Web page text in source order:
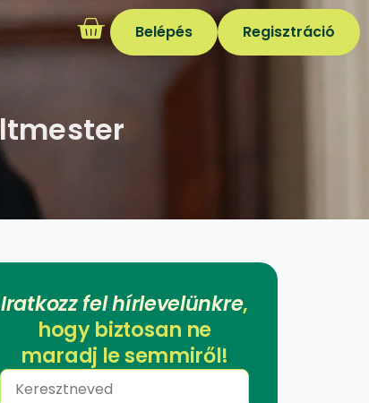
Belépés Regisztráció
Iratkozz fel hírlevelünkre,
hogy biztosan ne
maradj le semmiről!